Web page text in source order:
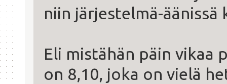
niin järjestelmä-äänissä
Eli mistähän päin vikaa
on 8,10, joka on vielä